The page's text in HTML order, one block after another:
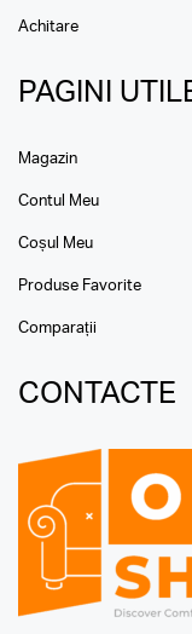
Achitare
PAGINI
Magazin
Contul Meu
Coșul Meu
Produse Favorite
Comparații
CONTACTE